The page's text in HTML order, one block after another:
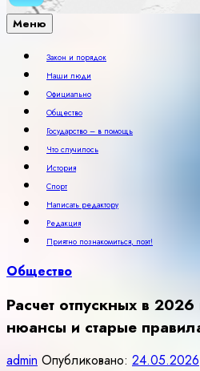
Меню
Закон и порядок
Наши люди
Официально
Общество
Государство – в помощь
Что случилось
История
Спорт
Написать редактору
Редакция
Приятно познакомиться, поэт!
Общество
Расчет отпускных в
нюансы и старые
admin Опубликовано: 24.05.2026